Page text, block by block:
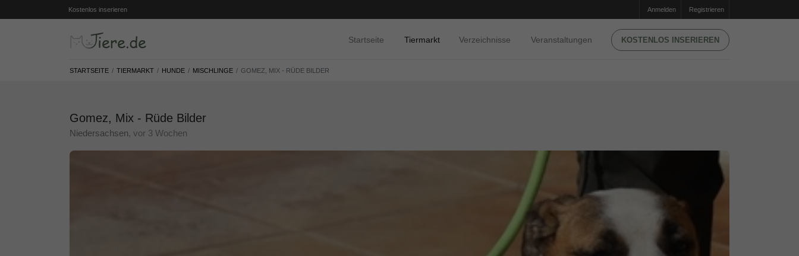
Kostenlos inserieren Anmelden Registrieren
Startseite Tiermarkt Verzeichnisse Veranstaltungen KOSTENLOS INSERIEREN
STARTSEITE TIERMARKT HUNDE MISCHLINGE GOMEZ, MIX - RÜDE BILDER
Gomez, Mix - Rüde Bilder
Niedersachsen, vor 3 Wochen